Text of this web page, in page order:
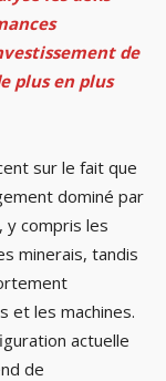
de
plus en plus
sur le fait que
dominé par
compris les
minerais, tandis
et les machines.
actuelle
de